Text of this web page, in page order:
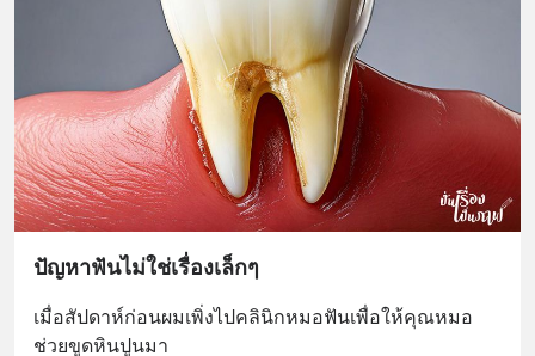
ปัญหาฟันไม่ใช่เรื่องเล็กๆ
เมื่อสัปดาห์ก่อนผมเพิ่งไปคลินิกหมอฟันเพื่อให้คุณหมอ
ช่วยขูดหินปูนมา